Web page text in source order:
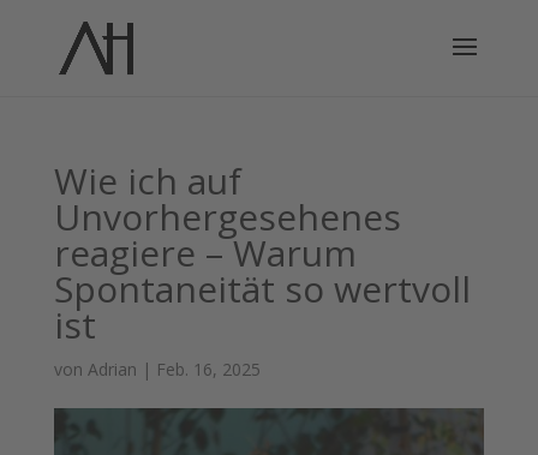
Wie ich auf
Unvorhergesehenes
reagiere – Warum
Spontaneität so wertvoll
ist
von Adrian | Feb. 16, 2025